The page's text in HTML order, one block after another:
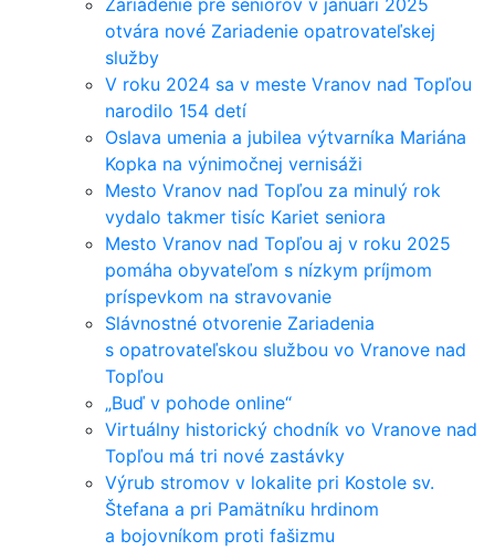
Zariadenie pre seniorov v januári 2025
otvára nové Zariadenie opatrovateľskej
služby
V roku 2024 sa v meste Vranov nad Topľou
narodilo 154 detí
Oslava umenia a jubilea výtvarníka Mariána
Kopka na výnimočnej vernisáži
Mesto Vranov nad Topľou za minulý rok
vydalo takmer tisíc Kariet seniora
Mesto Vranov nad Topľou aj v roku 2025
pomáha obyvateľom s nízkym príjmom
príspevkom na stravovanie
Slávnostné otvorenie Zariadenia
s opatrovateľskou službou vo Vranove nad
Topľou
„Buď v pohode online“
Virtuálny historický chodník vo Vranove nad
Topľou má tri nové zastávky
Výrub stromov v lokalite pri Kostole sv.
Štefana a pri Pamätníku hrdinom
a bojovníkom proti fašizmu